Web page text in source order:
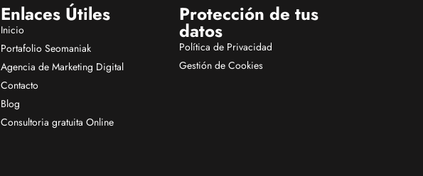
Enlaces Útiles
Inicio
Portafolio Seomaniak
Agencia de Marketing Digital
Contacto
Blog
Consultoria gratuita Online
Protección de tus
datos
Política de Privacidad
Gestión de Cookies